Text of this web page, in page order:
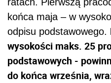
końca maja – w
odpisu podstawowego.
wysokości maks. 25
podstawowych -
do końca września,